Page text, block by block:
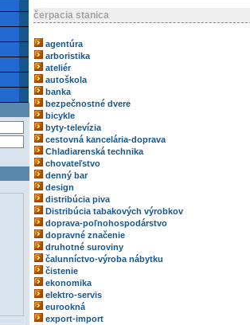
čerpacia stanica
agentúra
arboristika
ateliér
autoškola
banka
bezpečnostné dvere
bicykle
byty-televízia
cestovná kancelária-doprava
Chladiarenská technika
chovateľstvo
denný bar
design
distribúcia piva
Distribúcia tabakových výrobkov
doprava-poľnohospodárstvo
dopravné značenie
druhotné suroviny
čalunníctvo-výroba nábytku
čistenie
ekonomika
elektro-servis
eurookná
export-import